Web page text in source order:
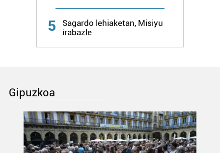
5
Sagardo lehiaketan, Misiyu
irabazle
Gipuzkoa